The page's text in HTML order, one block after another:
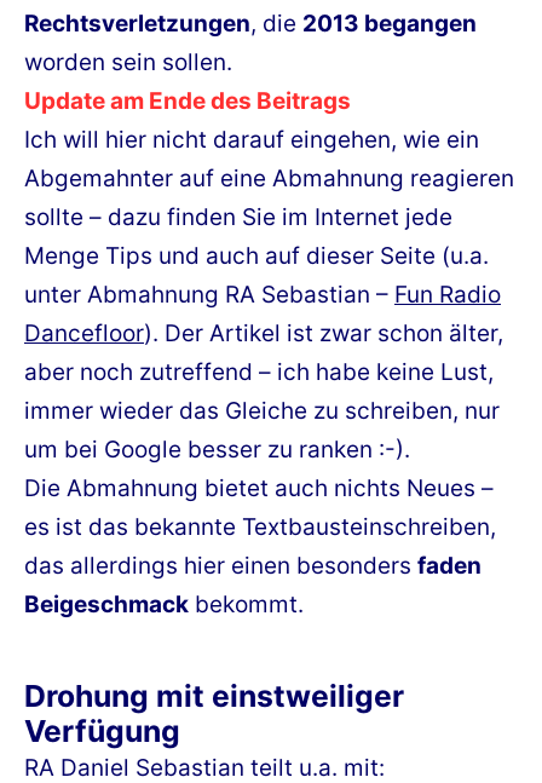
Rechtsverletzungen, die 2013 begangen
worden sein sollen.
Update am Ende des Beitrags
Ich will hier nicht darauf eingehen, wie ein
Abgemahnter auf eine Abmahnung reagieren
sollte – dazu finden Sie im Internet jede
Menge Tips und auch auf dieser Seite (u.a.
unter Abmahnung RA Sebastian – Fun Radio
Dancefloor). Der Artikel ist zwar schon älter,
aber noch zutreffend – ich habe keine Lust,
immer wieder das Gleiche zu schreiben, nur
um bei Google besser zu ranken :-).
Die Abmahnung bietet auch nichts Neues –
es ist das bekannte Textbausteinschreiben,
das allerdings hier einen besonders faden
Beigeschmack bekommt.
Drohung mit einstweiliger
Verfügung
RA Daniel Sebastian teilt u.a. mit: